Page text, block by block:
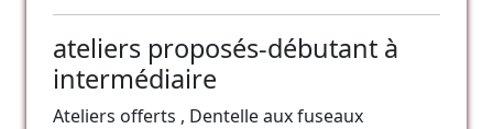
ateliers proposés-débutant à
intermédiaire
Ateliers offerts , Dentelle aux fuseaux